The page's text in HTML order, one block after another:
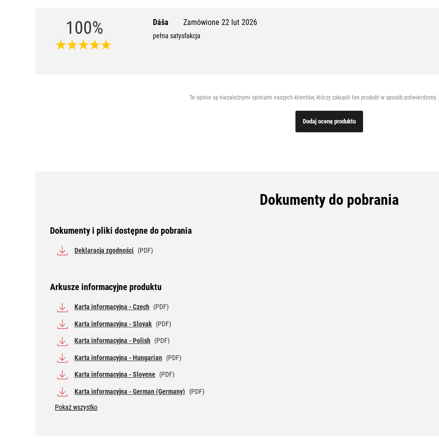
100% Dáša Zamówione 22 lut 2026
pełna satysfakcja
Te opinie są niezależnymi opiniami naszych klientów, którzy zakupili ten produkt w sposób potwierdzony.
Dodaj ocenę produktu
Dokumenty do pobrania
Dokumenty i pliki dostępne do pobrania
Deklaracja zgodności (PDF)
Arkusze informacyjne produktu
Karta informacyjna - Czech (PDF)
Karta informacyjna - Slovak (PDF)
Karta informacyjna - Polish (PDF)
Karta informacyjna - Hungarian (PDF)
Karta informacyjna - Slovene (PDF)
Karta informacyjna - German (Germany) (PDF)
Pokaż wszystko